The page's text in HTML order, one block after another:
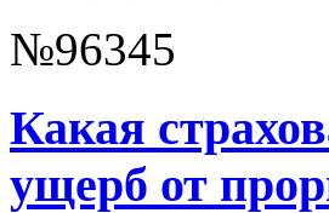
№96345
Какая
ущерб от